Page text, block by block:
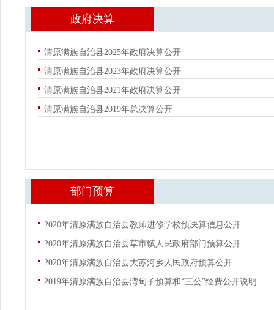
政府决算
清原满族自治县2025年政府决算公开
清原满族自治县2023年政府决算公开
清原满族自治县2021年政府决算公开
清原满族自治县2019年总决算公开
部门预算
2020年清原满族自治县教师进修学校预决算信息公开
2020年清原满族自治县草市镇人民政府部门预算公开
2020年清原满族自治县大苏河乡人民政府预算公开
2019年清原满族自治县湾甸子预算和“三公”经费公开说明